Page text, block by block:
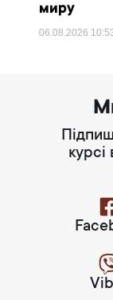
миру
06.08.2026
курсі